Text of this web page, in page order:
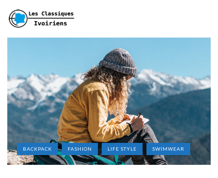
BACKPACK FASHION LIFE STYLE SWIMWEAR